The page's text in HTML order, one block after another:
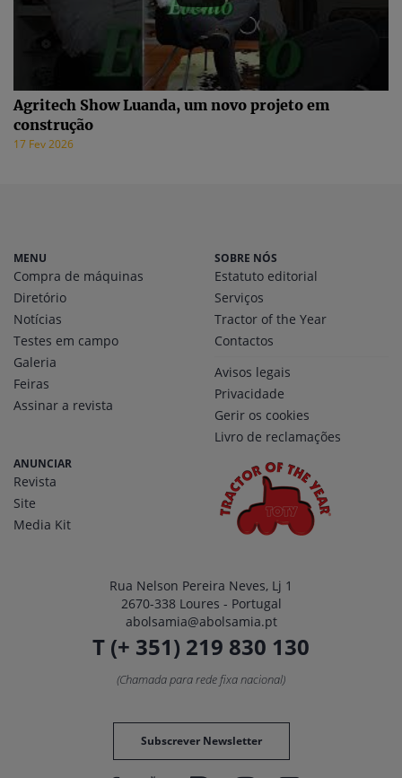
Agritech Show Luanda, um novo projeto em
construção
17 Fev 2026
MENU
Compra de máquinas
Diretório
Notícias
Testes em campo
Galeria
Feiras
Assinar a revista
SOBRE NÓS
Estatuto editorial
Serviços
Tractor of the Year
Contactos
Avisos legais
Privacidade
Gerir os cookies
Livro de reclamações
ANUNCIAR
Revista
Site
Media Kit
Rua Nelson Pereira Neves, Lj 1
2670-338 Loures - Portugal
abolsamia@abolsamia.pt
T (+ 351) 219 830 130
(Chamada para rede fixa nacional)
Subscrever Newsletter